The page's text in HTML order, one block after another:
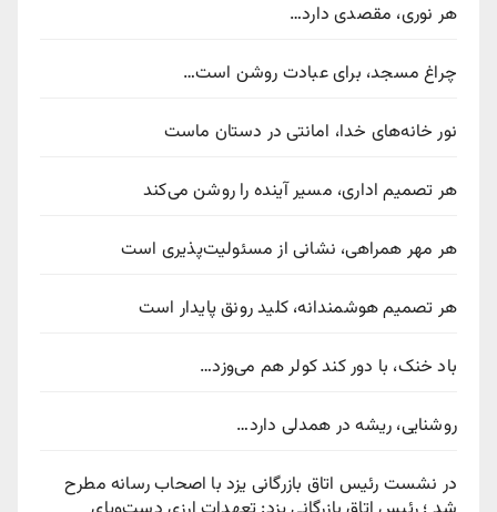
هر نوری، مقصدی دارد…
چراغ مسجد، برای عبادت روشن است…
نور خانه‌های خدا، امانتی در دستان ماست
هر تصمیم اداری، مسیر آینده را روشن می‌کند
هر مهر همراهی، نشانی از مسئولیت‌پذیری است
هر تصمیم هوشمندانه، کلید رونق پایدار است
باد خنک، با دور کند کولر هم می‌وزد…
روشنایی، ریشه در همدلی دارد…
در نشست رئیس اتاق بازرگانی یزد با اصحاب رسانه مطرح